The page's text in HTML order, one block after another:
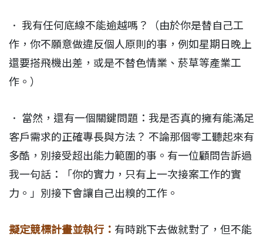
． 我有任何底線不能逾越嗎？（由於你是替自己工
作，你不願意做違反個人原則的事，例如星期日晚上
還要搭飛機出差，或是不替色情業、菸草等產業工
作。）
． 當然，還有一個關鍵問題：我是否真的擁有能滿足
客戶需求的正確專長與方法？ 不論那個零工聽起來有
多酷，別接受超出能力範圍的事。有一位顧問告訴過
我一句話：「你的實力，只有上一次接案工作的實
力。」別接下會讓自己出糗的工作。
擬定競標計畫並執行： 有時跳下去做就對了，但不能